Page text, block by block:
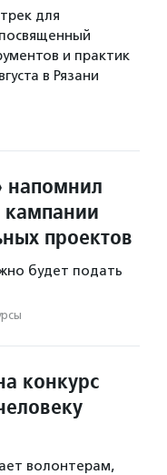
для
и практик
в Рязани
кампании
проектов
будет подать
конкурс
волонтерам,